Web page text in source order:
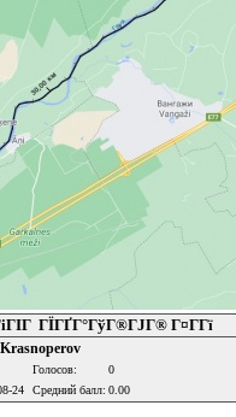
ГЇГҐГ°ГўГ®ГЈГ® Г¤Г­Гї
Голосов:
0
24 Средний балл: 0.00